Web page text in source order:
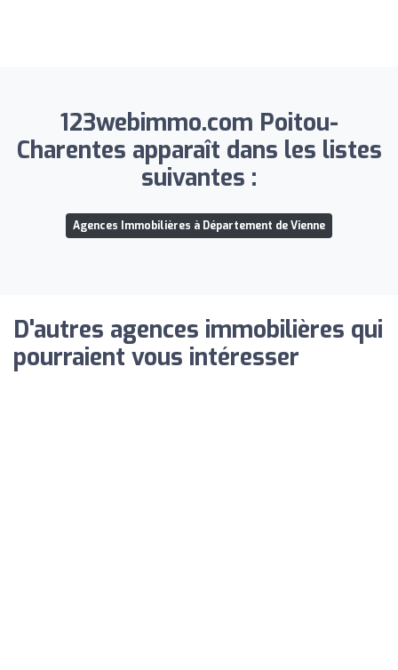
123webimmo.com Poitou-
Charentes apparaît dans les listes
suivantes :
Agences Immobilières à Département de Vienne
D'autres agences immobilières qui
pourraient vous intéresser